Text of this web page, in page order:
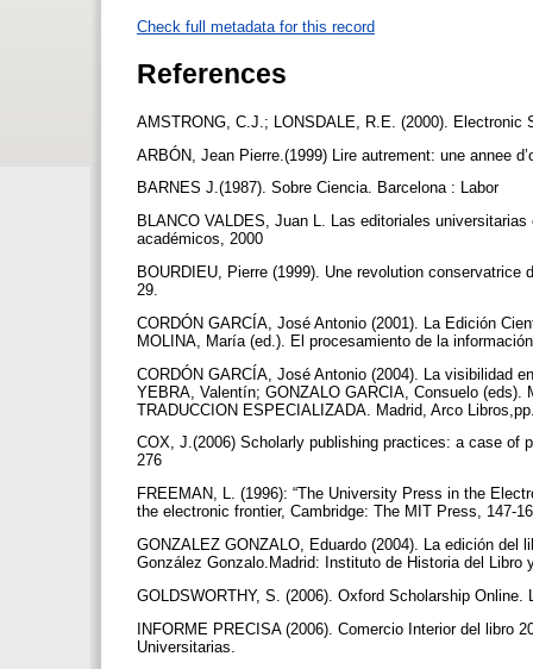
Check full metadata for this record
References
AMSTRONG, C.J.; LONSDALE, R.E. (2000).
ARBÓN, Jean Pierre.(1999) Lire autrement: une annee
BARNES J.(1987). Sobre Ciencia. Barcelona : Labor
BLANCO VALDES, Juan L. Las editoriales
académicos, 2000
BOURDIEU, Pierre (1999). Une revolution
29.
CORDÓN GARCÍA, José Antonio (2001). La Edición
MOLINA, María (ed.). El procesamiento de la
CORDÓN GARCÍA, José Antonio (2004). La visibilidad
YEBRA, Valentín; GONZALO GARCIA, Consuelo (eds).
TRADUCCION ESPECIALIZADA. Madrid, Arco
COX, J.(2006) Scholarly publishing practices: a case of
276
FREEMAN, L. (1996): “The University Press in the
the electronic frontier, Cambridge: The MIT Press, 147-
GONZALEZ GONZALO, Eduardo (2004). La edición
González Gonzalo.Madrid: Instituto de Historia del Libro
GOLDSWORTHY, S. (2006). Oxford Scholarship
INFORME PRECISA (2006). Comercio Interior del libro
Universitarias.